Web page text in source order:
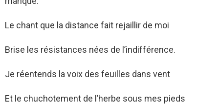
Le chant que la distance fait rejaillir de moi
Brise les résistances nées de l’indifférence.
Je réentends la voix des feuilles dans vent
Et le chuchotement de l’herbe sous mes pieds